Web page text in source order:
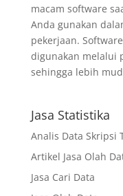
macam software
Anda gunakan
pekerjaan.
digunakan melalui
sehingga lebih
Jasa Statistika
Analis Data Skripsi
Artikel Jasa Olah
Jasa Cari Data